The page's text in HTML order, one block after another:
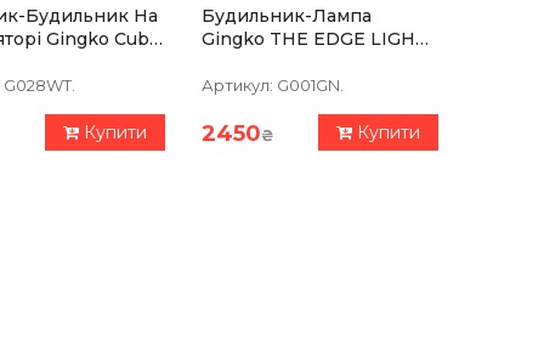
Будильник На
Gingko Cube,
G028WT.
Купити
Будильник-Лампа
Gingko THE EDGE LIGHT
Яскравості, Зелений
Артикул: G001GN.
2450₴ Купити